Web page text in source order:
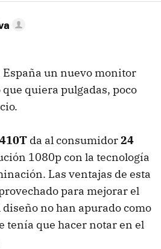
España un nuevo monitor
quiera pulgadas, poco
da al consumidor24
1080p con la tecnología
Las ventajas de esta
para mejorar el
no han apurado como
tenía que hacer notar en el